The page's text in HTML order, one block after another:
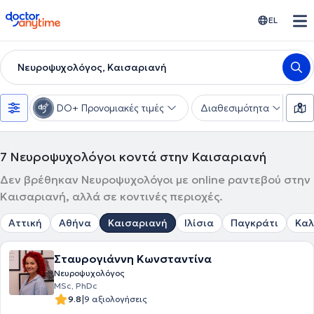
doctoranytime EL
Νευροψυχολόγος, Καισαριανή
DO+ Προνομιακές τιμές Διαθεσιμότητα
7 Νευροψυχολόγοι κοντά στην Καισαριανή
Δεν βρέθηκαν Νευροψυχολόγοι με online ραντεβού στην
Καισαριανή, αλλά σε κοντινές περιοχές.
Αττική Αθήνα Καισαριανή Ιλίσια Παγκράτι
Σταυρογιάννη Κωνσταντίνα
Νευροψυχολόγος
MSc, PhDc
9.8|9 αξιολογήσεις